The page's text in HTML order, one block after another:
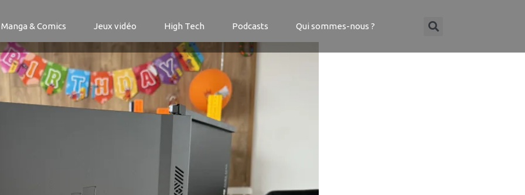
Manga & Comics Jeux vidéo High Tech Podcasts Qui sommes-nous ?
Max DS